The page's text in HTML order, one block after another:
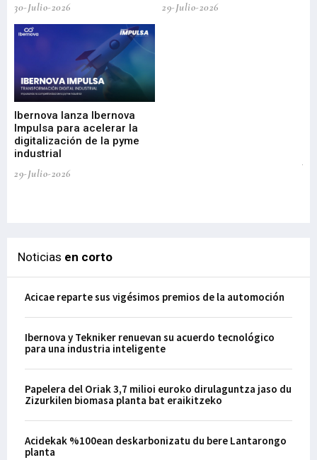
30-Julio-2026
29-Julio-2026
Ibernova lanza Ibernova
Impulsa para acelerar la
digitalización de la pyme
industrial
29-Julio-2026
Noticias en corto
Acicae reparte sus vigésimos premios de la automoción
Ibernova y Tekniker renuevan su acuerdo tecnológico
para una industria inteligente
Papelera del Oriak 3,7 milioi euroko dirulaguntza jaso du
Zizurkilen biomasa planta bat eraikitzeko
Acidekak %100ean deskarbonizatu du bere Lantarongo
planta